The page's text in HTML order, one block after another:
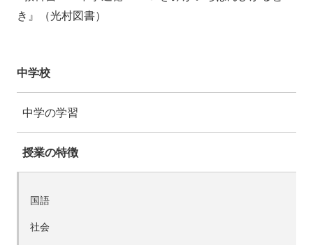
き』（光村図書）
中学校
中学の学習
授業の特徴
国語
社会